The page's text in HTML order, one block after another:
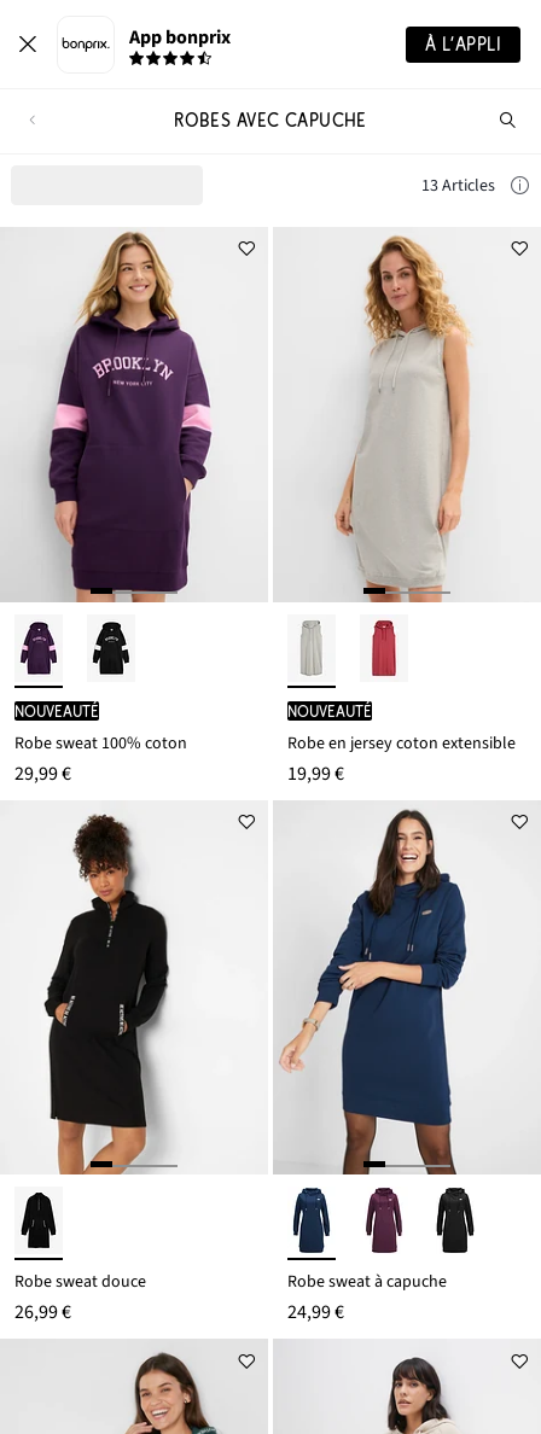
App bonprix À L’APPLI
ROBES AVEC CAPUCHE
13 Articles
Nouveauté
Robe sweat 100% coton
29,99 €
Nouveauté
Robe en jersey coton extensible
19,99 €
Robe sweat douce
26,99 €
Robe sweat à capuche
24,99 €